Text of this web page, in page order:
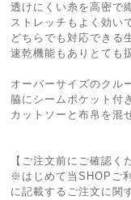
透けにくい糸を高密で
ストレッチもよく効い
どちらでも対応できる
速乾機能もありとても
オーバーサイズのクル
脇にシームポケット付
カットソーと布帛を混
【ご注文前にご確認く
※はじめて当SHOPご
に記載するご注文に関